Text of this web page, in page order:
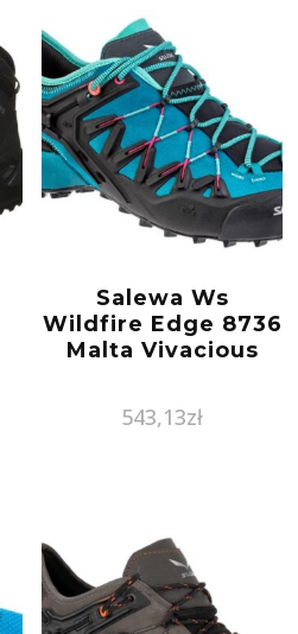
Salewa Ws
Wildfire Edge 8736
Malta Vivacious
543,13zł